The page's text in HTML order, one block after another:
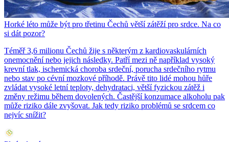
Horké léto může být pro třetinu Čechů větší zátěží pro srdce. Na co
si dát pozor?
Téměř 3,6 milionu Čechů žije s některým z kardiovaskulárních
onemocnění nebo jejich následky. Patří mezi ně například vysoký
krevní tlak, ischemická choroba srdeční, porucha srdečního rytmu
nebo stav po cévní mozkové příhodě. Právě tito lidé mohou hůře
zvládat vysoké letní teploty, dehydrataci, větší fyzickou zátěž i
změny režimu během dovolených. Častější konzumace alkoholu pak
může riziko dále zvyšovat. Jak tedy riziko problémů se srdcem co
nejvíc snížit?